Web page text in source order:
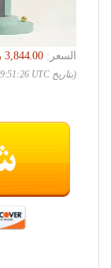
السعر:
‏3,844.00 ريال
(بتاريخ May 28, 2026 09:51:26 UTC –